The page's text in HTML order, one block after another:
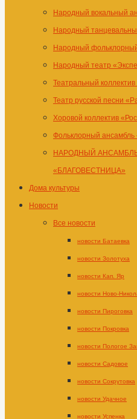
Народный вокальный
Народный
Народный
Народный театр
Театральный коллектив
Театр русской песни
Хоровой коллектив
Фольклорный
НАРОДНЫЙ
«БЛАГОВЕСТНИЦА»
Дома культуры
Новости
Все новости
новости Батаевка
новости Золотуха
новости Кап. Яр
новости Ново-
новости Пироговка
новости Покровка
новости Пологое
новости Садовое
новости Сокрутовка
новости Удачное
новости Успенка